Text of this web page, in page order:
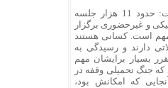
سخنگوی قوه قضاییه گفت: حدود 11 هزار جلسه
و غیرحضوری برگزار
است. کسانی هستند
دارند و رسیدگی به
بسیار برایشان مهم
که جنگ تحمیلی وقفه در
که امکانش بود،